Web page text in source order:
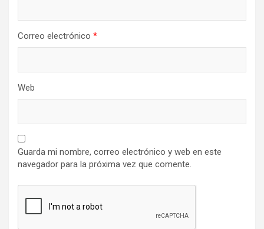
Correo electrónico *
Web
Guarda mi nombre, correo electrónico y web en este
navegador para la próxima vez que comente.